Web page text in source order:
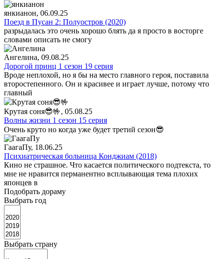
янкианон, 06.09.25
Поезд в Пусан 2: Полуостров (2020)
разрыдалась это очень хорошо блять да я просто в восторге
словами описать не смогу
Ангелина, 09.08.25
Дорогой принц 1 сезон 19 серия
Вроде неплохой, но я бы на место главного героя, поставила
второстепенного. Он и красивее и играет лучше, потому что
главный
Крутая соня😎🤟, 05.08.25
Волны жизни 1 сезон 15 серия
Очень круто но когда уже будет третий сезон😎
ГаагаПу, 18.06.25
Психиатрическая больница Конджиам (2018)
Кино не страшное. Что касается политического подтекста, то
мне не нравится перманентно всплывающая тема плохих
японцев в
Подобрать дораму
Выбрать год
Выбрать страну